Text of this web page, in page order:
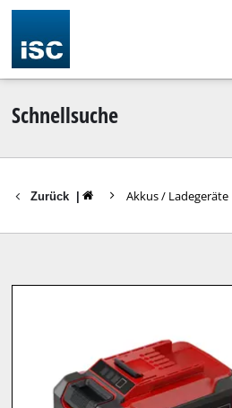
Schnellsuche
Zurück Akkus / Ladegeräte